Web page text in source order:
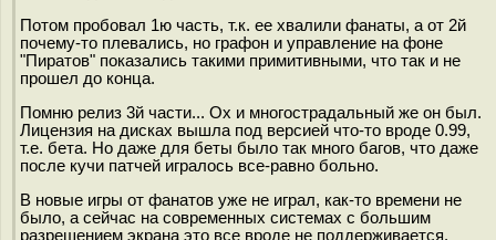
Потом пробовал 1ю часть, т.к. ее хвалили фанаты, а от 2й
почему-то плевались, но графон и управление на фоне
"Пиратов" показались такими примитивными, что так и не
прошел до конца.
Помню релиз 3й части... Ох и многострадальный же он был.
Лицензия на дисках вышла под версией что-то вроде 0.99,
т.е. бета. Но даже для беты было так много багов, что даже
после кучи патчей игралось все-равно больно.
В новые игры от фанатов уже не играл, как-то времени не
было, а сейчас на современных системах с большим
разрешением экрана это все вроде не поддерживается.